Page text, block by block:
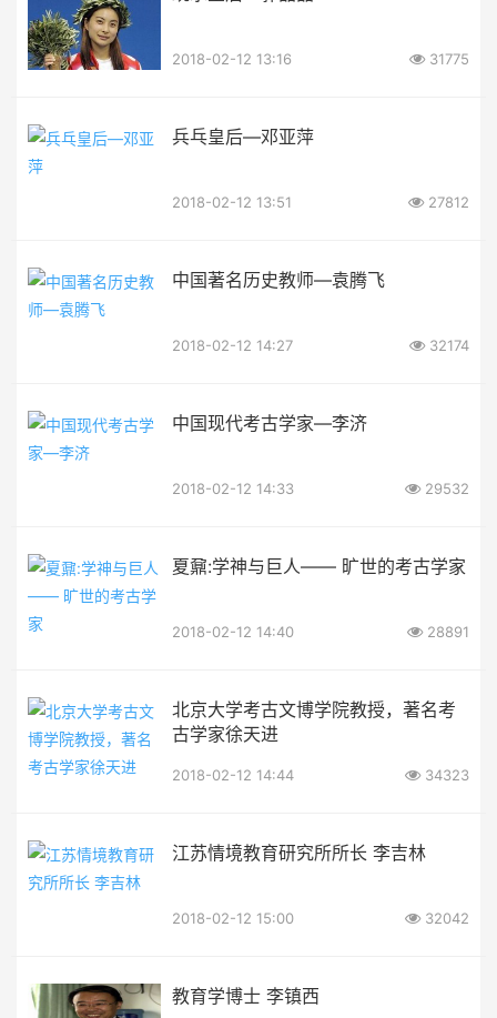
2018-02-12 13:16 31775
兵乓皇后—邓亚萍
2018-02-12 13:51 27812
中国著名历史教师—袁腾飞
2018-02-12 14:27 32174
中国现代考古学家—李济
2018-02-12 14:33 29532
夏鼐:学神与巨人—— 旷世的考古学家
2018-02-12 14:40 28891
北京大学考古文博学院教授，著名考
古学家徐天进
2018-02-12 14:44 34323
江苏情境教育研究所所长 李吉林
2018-02-12 15:00 32042
教育学博士 李镇西